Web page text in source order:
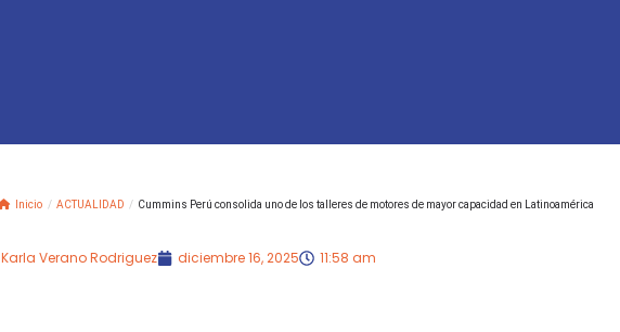
Inicio / ACTUALIDAD / Cummins Perú consolida uno de los talleres de motores de mayor capacidad en Latinoamérica
Karla Verano Rodriguez diciembre 16, 2025 11:58 am